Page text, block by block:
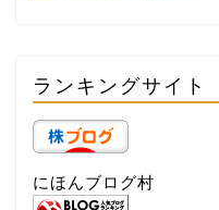
ランキングサイト
にほんブログ村